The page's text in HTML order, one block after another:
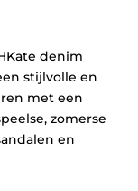
denim
stijlvolle en
met een
zomerse
en